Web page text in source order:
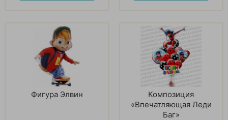
Фигура Элвин
Композиция
«Впечатляющая Леди
Баг»